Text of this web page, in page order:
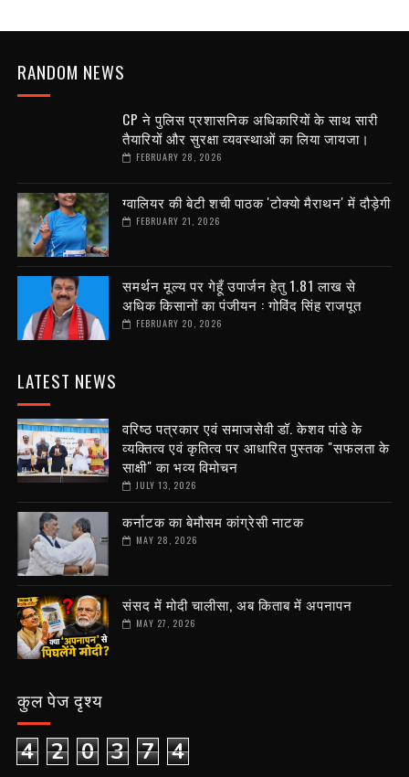
RANDOM NEWS
CP ने पुलिस प्रशासनिक अधिकारियों के साथ सारी
तैयारियों और सुरक्षा व्यवस्थाओं का लिया जायजा।
FEBRUARY 28, 2026
ग्वालियर की बेटी शची पाठक 'टोक्यो मैराथन' में दौड़ेगी
FEBRUARY 21, 2026
समर्थन मूल्य पर गेहूँ उपार्जन हेतु 1.81 लाख से
अधिक किसानों का पंजीयन : गोविंद सिंह राजपूत
FEBRUARY 20, 2026
LATEST NEWS
वरिष्ठ पत्रकार एवं समाजसेवी डॉ. केशव पांडे के
व्यक्तित्व एवं कृतित्व पर आधारित पुस्तक "सफलता के
साक्षी" का भव्य विमोचन
JULY 13, 2026
कर्नाटक का बेमौसम कांग्रेसी नाटक
MAY 28, 2026
संसद में मोदी चालीसा, अब किताब में अपनापन
MAY 27, 2026
कुल पेज दृश्य
4 2 0 3 7 4